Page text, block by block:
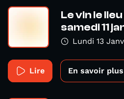
Le vin le
samedi 11
Lundi 13
Lire En savoir plus